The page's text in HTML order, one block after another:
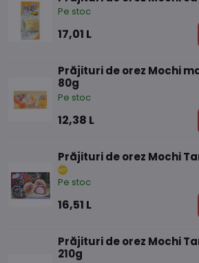
Pe stoc
17,01 L
Prăjituri de orez Mochi
80g
Pe stoc
12,38 L
Prăjituri de orez Mochi
Pe stoc
16,51 L
Prăjituri de orez Mochi
210g